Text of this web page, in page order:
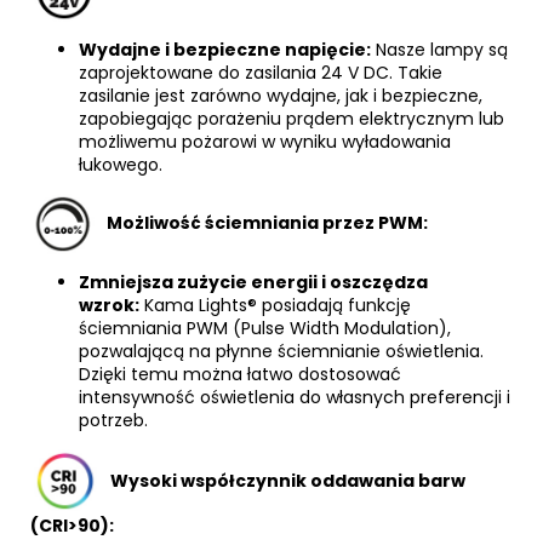
Wydajne i bezpieczne napięcie: Nasze lampy są
zaprojektowane do zasilania 24 V DC. Takie
zasilanie jest zarówno wydajne, jak i bezpieczne,
zapobiegając porażeniu prądem elektrycznym lub
możliwemu pożarowi w wyniku wyładowania
łukowego.
Możliwość ściemniania przez PWM:
Zmniejsza zużycie energii i oszczędza
wzrok: Kama Lights® posiadają funkcję
ściemniania PWM (Pulse Width Modulation),
pozwalającą na płynne ściemnianie oświetlenia.
Dzięki temu można łatwo dostosować
intensywność oświetlenia do własnych preferencji i
potrzeb.
Wysoki współczynnik oddawania barw
(CRI>90):